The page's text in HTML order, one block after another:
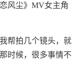
风尘》MV女主角
帮拍几个镜头，就
时候，很多事情不